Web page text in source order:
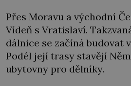
Přes Moravu a východní
Vídeň s Vratislaví.
dálnice se začíná budovat
Podél její trasy stavějí
ubytovny pro dělníky.